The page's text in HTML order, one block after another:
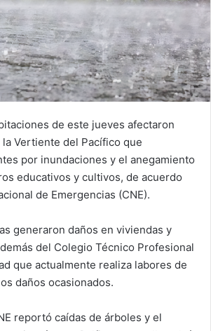
de este jueves afectaron
Vertiente del Pacífico que
por inundaciones y el anegamiento
educativos y cultivos, de acuerdo
de Emergencias (CNE).
generaron daños en viviendas y
del Colegio Técnico Profesional
que actualmente realiza labores de
daños ocasionados.
reportó caídas de árboles y el